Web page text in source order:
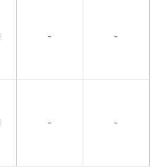
- -
- -